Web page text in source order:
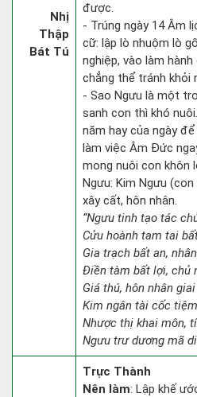
Nhị
Thập
Bát Tú
được.
- Trúng ngày 14 Âm
cữ: lập lò nhuộm lò
nghiệp, vào làm
chẳng thể tránh khỏi
- Sao Ngưu là một
sanh con thì khó
năm hay của ngày
làm việc Âm Đức
mong nuôi con khôn
Ngưu: Kim Ngưu
xây cất, hôn nhân.
“Ngưu tinh tạo tác
Cửu hoành tam tai
Gia trạch bất an,
Điền tàm bất lợi, chủ
Giá thú, hôn nhân
Kim ngân tài cốc
Nhược thị khai môn,
Ngưu trư dương mã
Trực Thành
Nên làm: Lập khế